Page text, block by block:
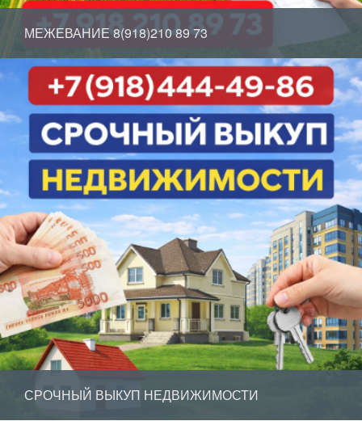
МЕЖЕВАНИЕ 8(918)210 89 73
СРОЧНЫЙ ВЫКУП НЕДВИЖИМОСТИ